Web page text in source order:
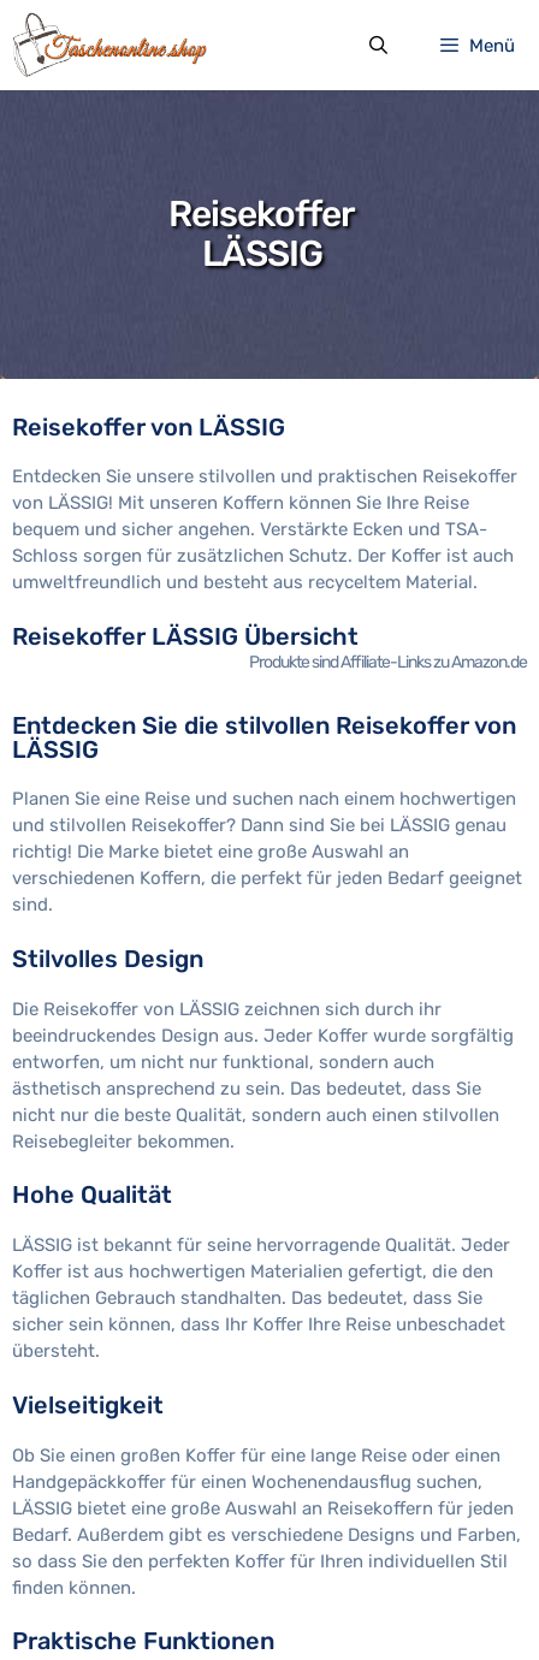
Zum
Inhalt
springen
Menü
Reisekoffer
LÄSSIG
Reisekoffer von LÄSSIG
Entdecken Sie unsere stilvollen und praktischen Reisekoffer
von LÄSSIG! Mit unseren Koffern können Sie Ihre Reise
bequem und sicher angehen. Verstärkte Ecken und TSA-
Schloss sorgen für zusätzlichen Schutz. Der Koffer ist auch
umweltfreundlich und besteht aus recyceltem Material.
Reisekoffer LÄSSIG Übersicht
Produkte sind Affiliate-Links zu Amazon.de
Entdecken Sie die stilvollen Reisekoffer von
LÄSSIG
Planen Sie eine Reise und suchen nach einem hochwertigen
und stilvollen Reisekoffer? Dann sind Sie bei LÄSSIG genau
richtig! Die Marke bietet eine große Auswahl an
verschiedenen Koffern, die perfekt für jeden Bedarf geeignet
sind.
Stilvolles Design
Die Reisekoffer von LÄSSIG zeichnen sich durch ihr
beeindruckendes Design aus. Jeder Koffer wurde sorgfältig
entworfen, um nicht nur funktional, sondern auch
ästhetisch ansprechend zu sein. Das bedeutet, dass Sie
nicht nur die beste Qualität, sondern auch einen stilvollen
Reisebegleiter bekommen.
Hohe Qualität
LÄSSIG ist bekannt für seine hervorragende Qualität. Jeder
Koffer ist aus hochwertigen Materialien gefertigt, die den
täglichen Gebrauch standhalten. Das bedeutet, dass Sie
sicher sein können, dass Ihr Koffer Ihre Reise unbeschadet
übersteht.
Vielseitigkeit
Ob Sie einen großen Koffer für eine lange Reise oder einen
Handgepäckkoffer für einen Wochenendausflug suchen,
LÄSSIG bietet eine große Auswahl an Reisekoffern für jeden
Bedarf. Außerdem gibt es verschiedene Designs und Farben,
so dass Sie den perfekten Koffer für Ihren individuellen Stil
finden können.
Praktische Funktionen